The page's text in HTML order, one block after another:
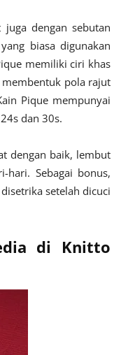
dengan sebutan
biasa digunakan
memiliki ciri khas
pola rajut
Pique mempunyai
dan 30s.
dengan baik, lembut
hari. Sebagai bonus,
setelah dicuci
di Knitto